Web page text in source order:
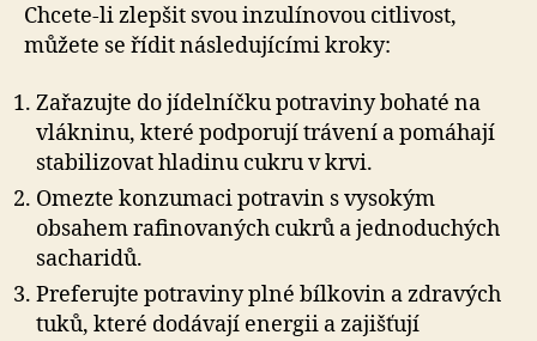
Chcete-li zlepšit svou inzulínovou citlivost,
můžete se řídit následujícími kroky:
Zařazujte do jídelníčku potraviny bohaté na
vlákninu, které podporují trávení a pomáhají
stabilizovat hladinu cukru v krvi.
Omezte konzumaci potravin s vysokým
obsahem rafinovaných cukrů a jednoduchých
sacharidů.
Preferujte potraviny plné bílkovin a zdravých
tuků, které dodávají energii a zajišťují